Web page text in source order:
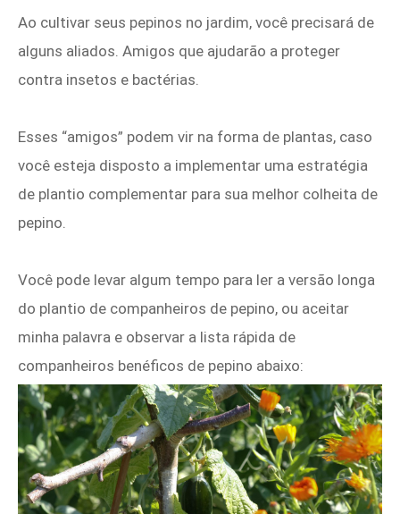
Ao cultivar seus pepinos no jardim, você precisará de
alguns aliados. Amigos que ajudarão a proteger
contra insetos e bactérias.
Esses “amigos” podem vir na forma de plantas, caso
você esteja disposto a implementar uma estratégia
de plantio complementar para sua melhor colheita de
pepino.
Você pode levar algum tempo para ler a versão longa
do plantio de companheiros de pepino, ou aceitar
minha palavra e observar a lista rápida de
companheiros benéficos de pepino abaixo: